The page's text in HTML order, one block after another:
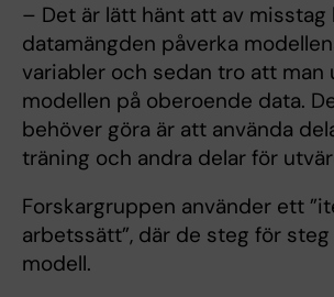
– Det är lätt hänt att av misstag
datamängden påverka
variabler och sedan tro att man
modellen på oberoende data.
behöver göra är att använda
träning och andra delar för
Forskargruppen använder ett
arbetssätt”, där de steg för
modell.